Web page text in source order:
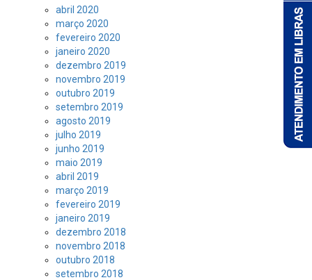
abril 2020
março 2020
fevereiro 2020
janeiro 2020
dezembro 2019
novembro 2019
outubro 2019
setembro 2019
agosto 2019
julho 2019
junho 2019
maio 2019
abril 2019
março 2019
fevereiro 2019
janeiro 2019
dezembro 2018
novembro 2018
outubro 2018
setembro 2018